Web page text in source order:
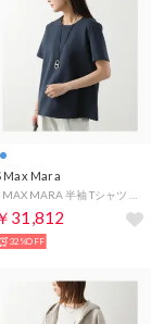
Max Mara
S MAX MARA 半袖 Tシャツ NANCY ネンシー ロゴ 刺繍 （007/ネイビー）
￥31,812
32%OFF